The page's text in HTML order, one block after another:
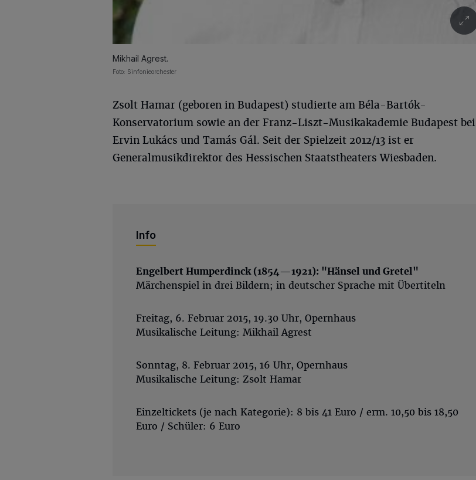
Mikhail Agrest.
Foto: Sinfonieorchester
Zsolt Hamar (geboren in Budapest) studierte am Béla-Bartók-
Konservatorium sowie an der Franz-Liszt-Musikakademie Budapest bei
Ervin Lukács und Tamás Gál. Seit der Spielzeit 2012/13 ist er
Generalmusikdirektor des Hessischen Staatstheaters Wiesbaden.
Info
Engelbert Humperdinck (1854—1921): "Hänsel und Gretel"
Märchenspiel in drei Bildern; in deutscher Sprache mit Übertiteln
Freitag, 6. Februar 2015, 19.30 Uhr, Opernhaus
Musikalische Leitung: Mikhail Agrest
Sonntag, 8. Februar 2015, 16 Uhr, Opernhaus
Musikalische Leitung: Zsolt Hamar
Einzeltickets (je nach Kategorie): 8 bis 41 Euro / erm. 10,50 bis 18,50
Euro / Schüler: 6 Euro